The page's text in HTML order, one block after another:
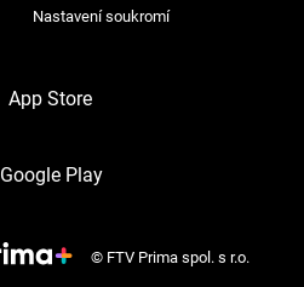
Nastavení soukromí
App Store
Google Play
© FTV Prima spol. s r.o.